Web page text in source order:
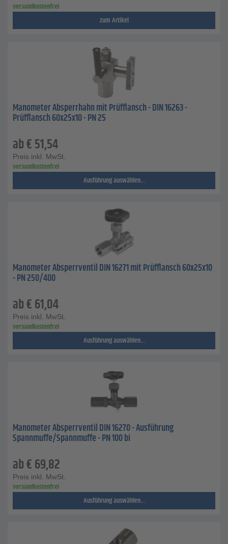
versandkostenfrei
zum Artikel
Manometer Absperrhahn mit Prüfflansch - DIN 16263 -
Prüfflansch 60x25x10 - PN 25
ab€51,54
Preis inkl. MwSt.
versandkostenfrei
Ausführung auswählen...
Manometer Absperrventil DIN 16271 mit Prüfflansch 60x25x10
- PN 250/400
ab€61,04
Preis inkl. MwSt.
versandkostenfrei
Ausführung auswählen...
Manometer Absperrventil DIN 16270 - Ausführung
Spannmuffe/Spannmuffe - PN 100 bi
ab€69,82
Preis inkl. MwSt.
versandkostenfrei
Ausführung auswählen...